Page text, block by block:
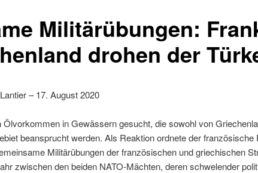
Militärübungen:
drohen der
– 17. August 2020
Ölvorkommen in Gewässern gesucht, die sowohl von
beansprucht werden. Als Reaktion ordnete der
Militärübungen der französischen und griechischen
zwischen den beiden NATO-Mächten, deren schwelender